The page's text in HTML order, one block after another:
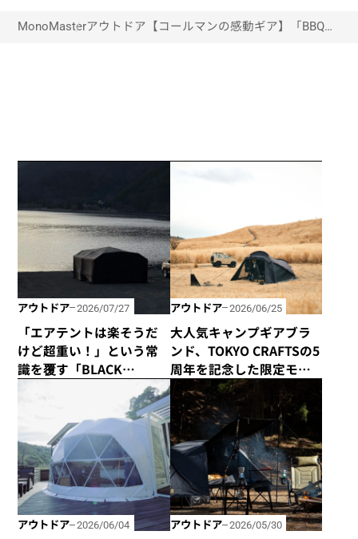
MonoMasterアウトドア 【コールマンの感動ギア】「BBQオ
アウトドア 2026/07/27
「エアテントは楽そうだ
けど超重い！」という常
識を覆す「BLACK
SHELTER AIR」が新登
アウトドア 2026/06/25
大人気キャンプギアブラ
ンド、TOKYO CRAFTSの5
周年を記念した限定モデ
ル「テンビ シェルター TC
5th Anniversary ブラッ
ク」は売れきれ必須の激
レアアイテム！
アウトドア 2026/06/04 アウトドア 2026/05/30